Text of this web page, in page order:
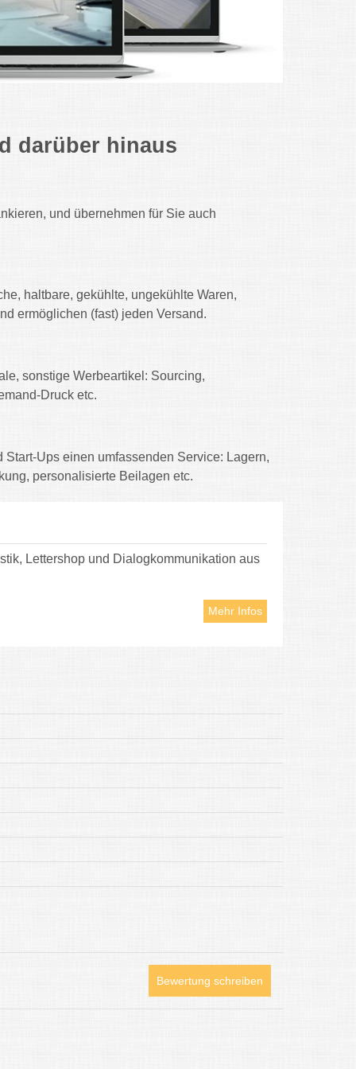
darüber hinaus
und übernehmen für Sie auch
haltbare, gekühlte, ungekühlte Waren,
ermöglichen (fast) jeden Versand.
sonstige Werbeartikel: Sourcing,
Druck etc.
Ups einen umfassenden Service: Lagern,
personalisierte Beilagen etc.
Lettershop und Dialogkommunikation aus
Mehr Infos
Bewertung schreiben